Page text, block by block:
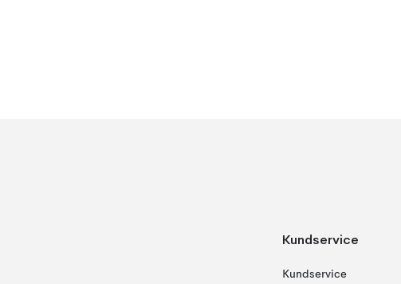
Kundservice
Kundservice